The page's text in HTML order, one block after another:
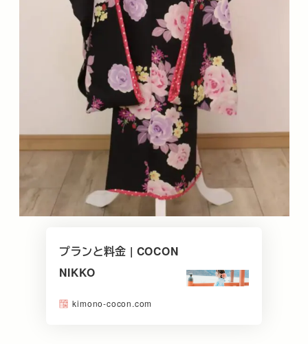
プランと料金 | COCON
NIKKO
kimono-cocon.com